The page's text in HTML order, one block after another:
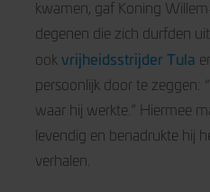
kwamen, gaf Koning
degenen die zich durfden
ook vrijheidsstrijder Tula
persoonlijk door te zeggen:
waar hij werkte.” Hiermee
levendig en benadrukte hij
verhalen.